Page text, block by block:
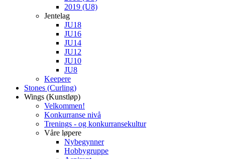
2019 (U8)
Jentelag
JU18
JU16
JU14
JU12
JU10
JU8
Keepere
Stones (Curling)
Wings (Kunstløp)
Velkommen!
Konkurranse nivå
Trenings - og konkurransekultur
Våre løpere
Nybegynner
Hobbygruppe